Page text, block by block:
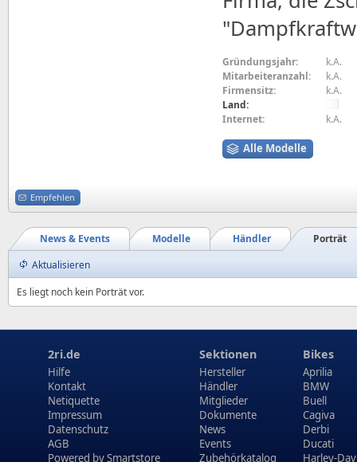
Gründungsjahr:
k.A.
Mitarbeiteranzahl:
k.A.
Firmensitz:
k.A.
Land:
Internet:
k.A.
Alle Modelle
Empfehlen
Porträt
Händler
Modelle
News & Events
Aktualisieren
Es liegt noch kein Porträt vor.
2ri.de
Hilfe
Kontakt
Netiquette
Impressum
Datenschutz
AGB
Powered bySmartstore
Sektionen
Hersteller
Händler
Mitglieder
Dokumente
News
Events
Zubehörkatalog
Bikes
Aprilia
BMW
Buell
Cagiva
Derbi
Ducati
Harley-